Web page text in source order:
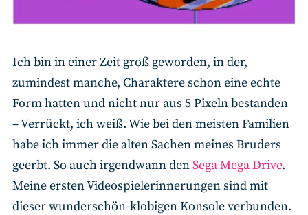
Ich bin in einer Zeit groß geworden, in der,
zumindest manche, Charaktere schon eine echte
Form hatten und nicht nur aus 5 Pixeln bestanden
– Verrückt, ich weiß. Wie bei den meisten Familien
habe ich immer die alten Sachen meines Bruders
geerbt. So auch irgendwann denSega Mega Drive.
Meine ersten Videospielerinnerungen sind mit
dieser wunderschön-klobigen Konsole verbunden.